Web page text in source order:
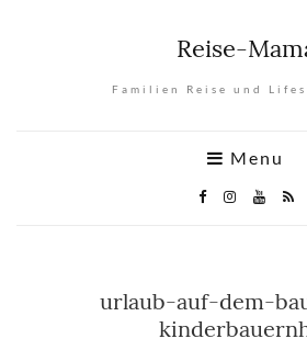
Reise-
Familien Reise und
Menu
urlaub-auf-dem-